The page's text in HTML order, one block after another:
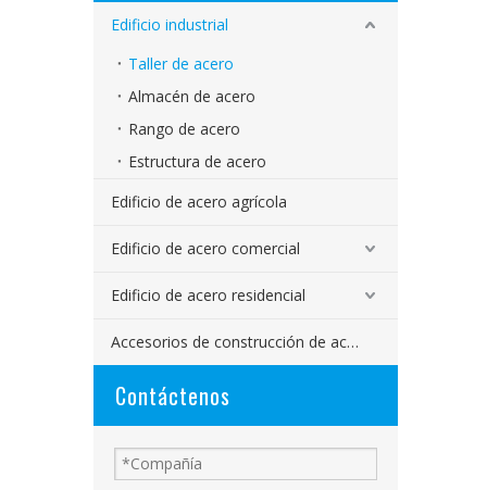
Edificio industrial
Taller de acero
Almacén de acero
Rango de acero
Estructura de acero
Edificio de acero agrícola
Edificio de acero comercial
Edificio de acero residencial
Accesorios de construcción de acero
Contáctenos